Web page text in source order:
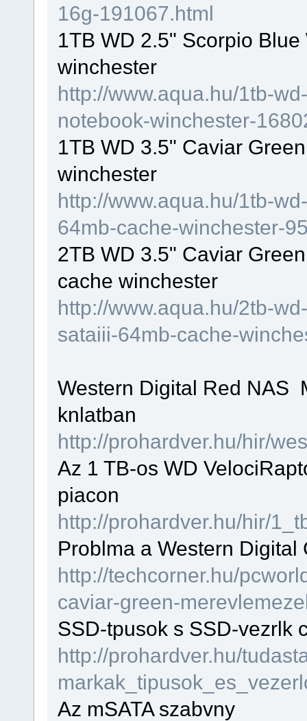
16g-191067.html
1TB WD 2.5" Scorpio
winchester
http://www.aqua.hu/1tb-
notebook-winchester-
1TB WD 3.5" Caviar
winchester
http://www.aqua.hu/1tb-
64mb-cache-winchester-
2TB WD 3.5" Caviar
cache winchester
http://www.aqua.hu/2tb-
sataiii-64mb-cache-
Western Digital Red NAS
knlatban
http://prohardver.hu/hir/
Az 1 TB-os WD
piacon
http://prohardver.hu/hir/
Problma a Western
http://techcorner.hu/
caviar-green-
SSD-tpusok s SSD-vezrlk
http://prohardver.hu/
Az mSATA szabvny